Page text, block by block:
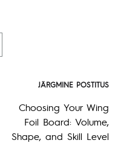
JÄRGMINE POSTITUS
Choosing Your Wing
Foil Board: Volume,
Shape, and Skill Level